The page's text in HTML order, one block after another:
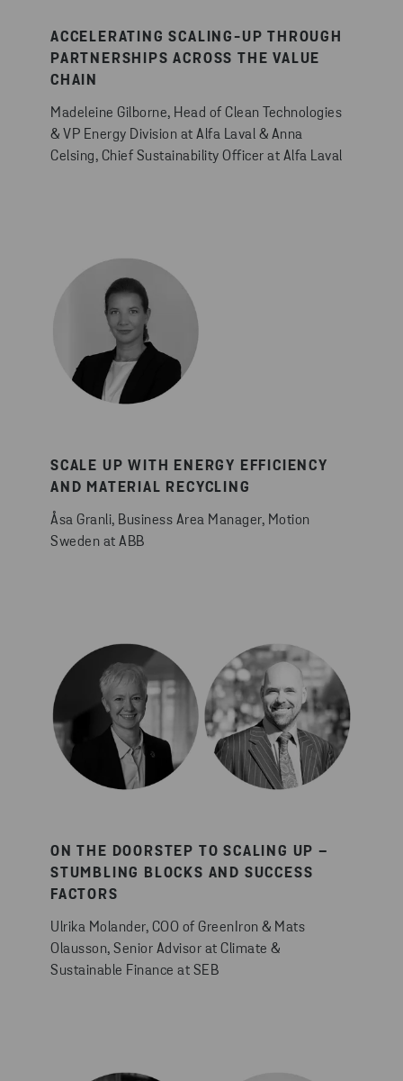
ACCELERATING SCALING-UP THROUGH
PARTNERSHIPS ACROSS THE VALUE
CHAIN
Madeleine Gilborne, Head of Clean Technologies
& VP Energy Division at Alfa Laval & Anna
Celsing, Chief Sustainability Officer at Alfa Laval
SCALE UP WITH ENERGY EFFICIENCY
AND MATERIAL RECYCLING
Åsa Granli, Business Area Manager, Motion
Sweden at ABB
ON THE DOORSTEP TO SCALING UP –
STUMBLING BLOCKS AND SUCCESS
FACTORS
Ulrika Molander, COO of GreenIron & Mats
Olausson, Senior Advisor at Climate &
Sustainable Finance at SEB